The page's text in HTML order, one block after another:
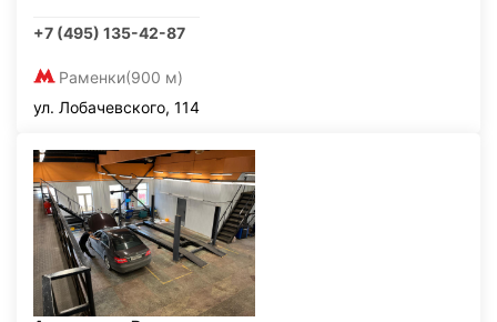
+7 (495) 135-42-87
Раменки(900 м)
ул. Лобачевского, 114